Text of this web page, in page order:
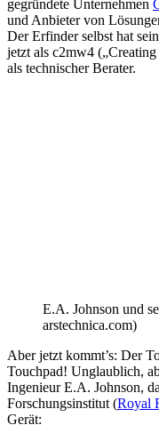
gegründete Unternehmen
und Anbieter von
Der Erfinder selbst hat
jetzt als c2mw4
als technischer Berater.
E.A. Johnson und
arstechnica.com)
Aber jetzt kommt’s: Der
Touchpad! Unglaublich,
Ingenieur E.A. Johnson,
Forschungsinstitut (Royal
Gerät: